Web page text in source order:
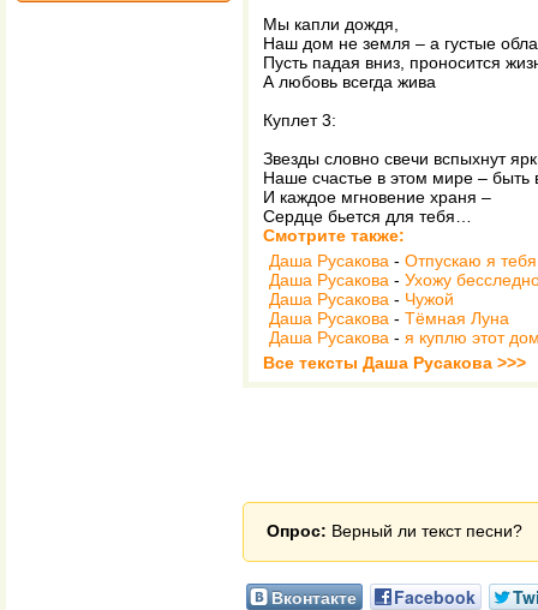
Мы капли дождя,
Наш дом не земля – а густые
Пусть падая вниз, проносится
А любовь всегда жива
Куплет 3:
Звезды словно свечи вспыхнут
Наше счастье в этом мире – быть
И каждое мгновение храня –
Сердце бьется для тебя…
Смотрите также:
Даша Русакова - Отпускаю я
Даша Русакова - Ухожу
Даша Русакова - Чужой
Даша Русакова - Тёмная Луна
Даша Русакова - я куплю этот
Все тексты Даша Русакова >>>
Опрос: Верный ли текст песни?
Вконтакте Facebook